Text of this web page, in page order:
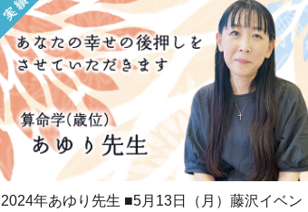
2024年あゆり先生 ■5月13日（月）藤沢イベン